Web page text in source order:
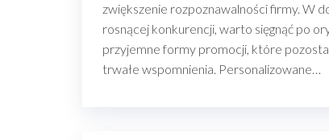
zwiększenie rozpoznawalności firmy. W
rosnącej konkurencji, warto sięgnąć po
przyjemne formy promocji, które
trwałe wspomnienia. Personalizowane…